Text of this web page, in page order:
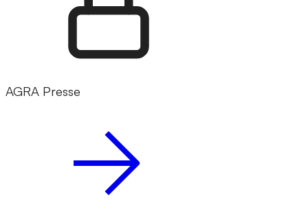
AGRA Presse